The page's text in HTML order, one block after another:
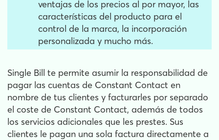
ventajas de los precios al por mayor, las
características del producto para el
control de la marca, la incorporación
personalizada y mucho más.
Single Bill te permite asumir la responsabilidad de
pagar las cuentas de Constant Contact en
nombre de tus clientes y facturarles por separado
el coste de Constant Contact, además de todos
los servicios adicionales que les prestes. Sus
clientes le pagan una sola factura directamente a